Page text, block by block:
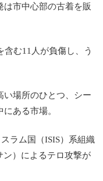
は市中心部の古着を販
む11人が負傷し、う
い場所のひとつ、シー
ある市場。
ラム国（ISIS）系組織
ン）によるテロ攻撃が